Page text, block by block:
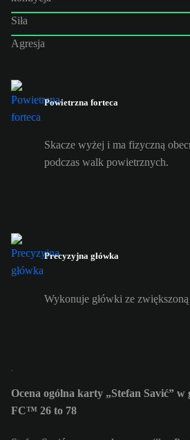
Siła
Agresja
Powietrzna forteca
Skacze wyżej i ma fizyczną
podczas walk powietrznych.
Precyzyjna główka
Wykonuje główki ze zwiększoną
Ocena ogólna karty „Stefan Savić” w
FC™ 26 to 78